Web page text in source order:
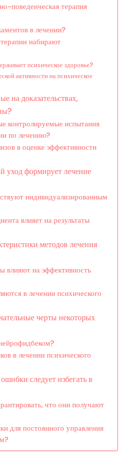
поведенческая терапия
в лечении?
набирают
психическое здоровье?
активности на психическое
на доказательствах,
контролируемые испытания
по лечению?
в оценке эффективности
уход формирует лечение
индивидуализированным
влияет на результаты
методов лечения
влияют на эффективность
в лечении психического
черты некоторых
в лечении психического
следует избегать в
что они получают
для постоянного управления